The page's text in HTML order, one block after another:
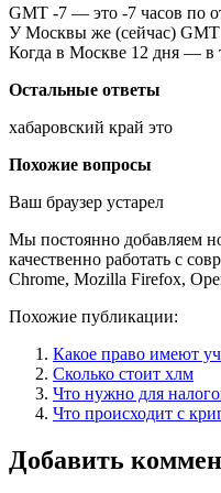
GMT -7 — это -7 часов по
У Москвы же (сейчас) GMT
Когда в Москве 12 дня — в
Остальные ответы
хабаровский край это
Похожие вопросы
Ваш браузер устарел
Мы постоянно добавляем
качественно работать с
Chrome, Mozilla Firefox,
Похожие публикации:
Какое право имеют
Сколько стоит хлм
Что нужно для
Что происходит с
Добавить